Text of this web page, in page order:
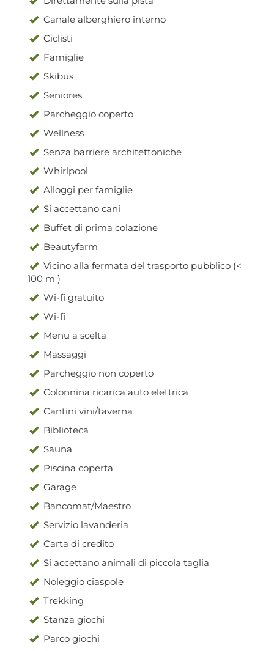
Canale alberghiero interno
Ciclisti
Famiglie
Skibus
Seniores
Parcheggio coperto
Wellness
Senza barriere architettoniche
Whirlpool
Alloggi per famiglie
Si accettano cani
Buffet di prima colazione
Beautyfarm
Vicino alla fermata del trasporto pubblico (<
100 m )
Wi-fi gratuito
Wi-fi
Menu a scelta
Massaggi
Parcheggio non coperto
Colonnina ricarica auto elettrica
Cantini vini/taverna
Biblioteca
Sauna
Piscina coperta
Garage
Bancomat/Maestro
Servizio lavanderia
Carta di credito
Si accettano animali di piccola taglia
Noleggio ciaspole
Trekking
Stanza giochi
Parco giochi